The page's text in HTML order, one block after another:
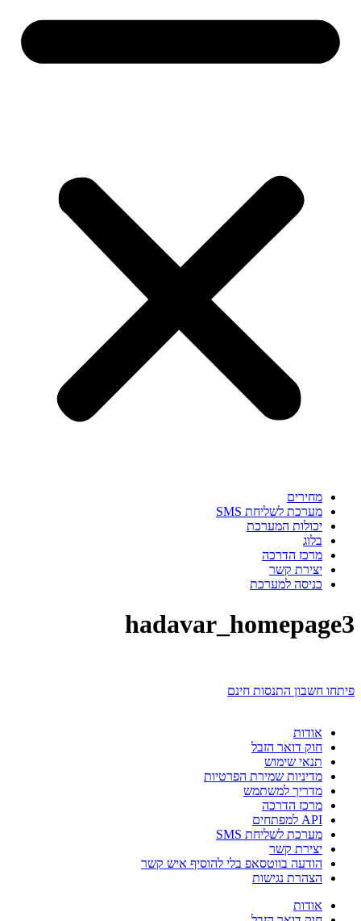
מחירים
מערכת לשליחת SMS
יכולות המערכת
בלוג
מרכז הדרכה
יצירת קשר
כניסה למערכת
hadavar_homepage3
פיתחו חשבון התנסות חינם
אודות
חוק דואר הזבל
תנאי שימוש
מדיניות שמירת הפרטיות
מדריך למשתמש
מרכז הדרכה
API למפתחים
מערכת לשליחת SMS
יצירת קשר
הודעה בווטסאפ בלי להוסיף איש קשר
הצהרת נגישות
אודות